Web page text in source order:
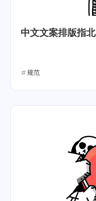
中文文案排版指北
规范